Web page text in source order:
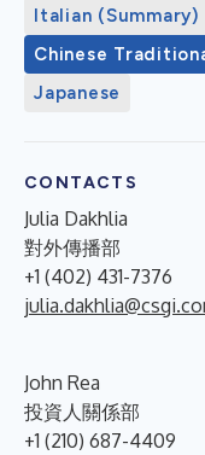
Italian (Summary)
Chinese
Japanese
CONTACTS
Julia Dakhlia
對外傳播部
+1 (402) 431-7376
John Rea
投資人關係部
+1 (210) 687-4409